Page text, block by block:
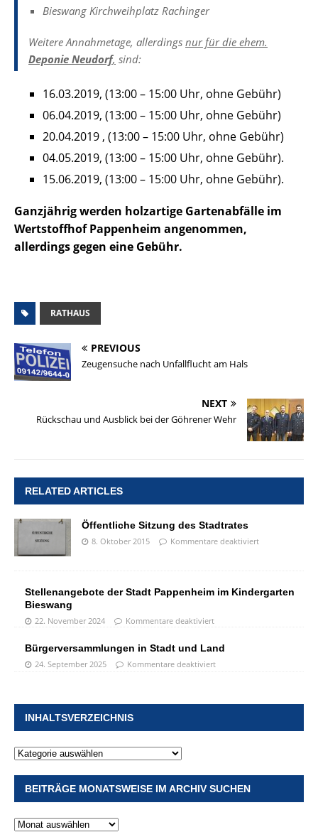
Bieswang Kirchweihplatz Rachinger
Weitere Annahmetage, allerdings nur für die ehem.
Deponie Neudorf, sind:
16.03.2019, (13:00 – 15:00 Uhr, ohne Gebühr)
06.04.2019, (13:00 – 15:00 Uhr, ohne Gebühr)
20.04.2019 , (13:00 – 15:00 Uhr, ohne Gebühr)
04.05.2019, (13:00 – 15:00 Uhr, ohne Gebühr).
15.06.2019, (13:00 – 15:00 Uhr, ohne Gebühr).
Ganzjährig werden holzartige Gartenabfälle im
Wertstoffhof Pappenheim angenommen,
allerdings gegen eine Gebühr.
RATHAUS
PREVIOUS
Zeugensuche nach Unfallflucht am Hals
NEXT
Rückschau und Ausblick bei der Göhrener Wehr
RELATED ARTICLES
Öffentliche Sitzung des Stadtrates
8. Oktober 2015 Kommentare deaktiviert
Stellenangebote der Stadt Pappenheim im Kindergarten
Bieswang
22. November 2024 Kommentare deaktiviert
Bürgerversammlungen in Stadt und Land
24. September 2025 Kommentare deaktiviert
INHALTSVERZEICHNIS
BEITRÄGE MONATSWEISE IM ARCHIV SUCHEN